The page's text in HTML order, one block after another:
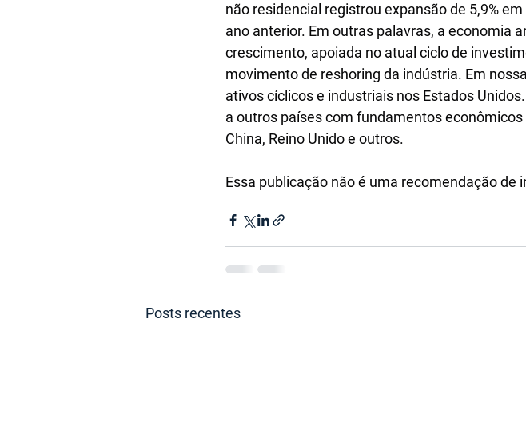
não residencial registrou expansão de 5,9%
ano anterior. Em outras palavras, a economia
crescimento, apoiada no atual ciclo de
movimento de reshoring da indústria. Em
ativos cíclicos e industriais nos Estados
a outros países com fundamentos
China, Reino Unido e outros.
Essa publicação não é uma recomendação de
Posts recentes